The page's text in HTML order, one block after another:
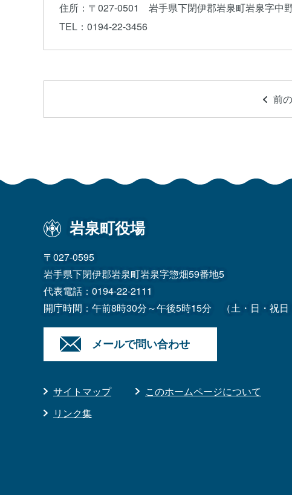
住所 ：〒027-0501 岩手県下閉伊郡岩泉町岩泉字中
TEL ：0194-22-3456
前
岩泉町役場
〒027-0595
岩手県下閉伊郡岩泉町岩泉字惣畑59番地5
代表電話： 0194-22-2111
開庁時間：午前8時30分～午後5時15分
（土・日・祝
メールで問い合わせ
サイトマップ
このホームページについて
リンク集